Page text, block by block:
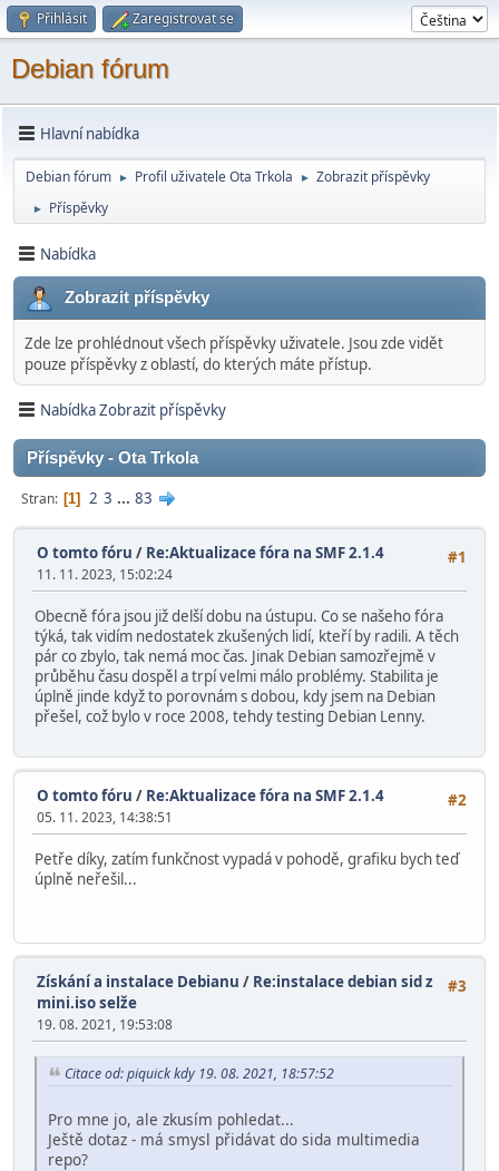
Přihlásit Zaregistrovat se
Debian fórum
Hlavní nabídka
Debian fórum ► Profil uživatele Ota Trkola ► Zobrazit příspěvky
► Příspěvky
Nabídka
Zobrazit příspěvky
Zde lze prohlédnout všech příspěvky uživatele. Jsou zde vidět
pouze příspěvky z oblastí, do kterých máte přístup.
Nabídka Zobrazit příspěvky
Příspěvky - Ota Trkola
Stran 1 2 3 ... 83
#1
O tomto fóru / Re:Aktualizace fóra na SMF 2.1.4
11. 11. 2023, 15:02:24
Obecně fóra jsou již delší dobu na ústupu. Co se našeho fóra
týká, tak vidím nedostatek zkušených lidí, kteří by radili. A těch
pár co zbylo, tak nemá moc čas. Jinak Debian samozřejmě v
průběhu času dospěl a trpí velmi málo problémy. Stabilita je
úplně jinde když to porovnám s dobou, kdy jsem na Debian
přešel, což bylo v roce 2008, tehdy testing Debian Lenny.
#2
O tomto fóru / Re:Aktualizace fóra na SMF 2.1.4
05. 11. 2023, 14:38:51
Petře díky, zatím funkčnost vypadá v pohodě, grafiku bych teď
úplně neřešil...
#3
Získání a instalace Debianu / Re:instalace debian sid z
mini.iso selže
19. 08. 2021, 19:53:08
Citace od: piquick kdy 19. 08. 2021, 18:57:52
Pro mne jo, ale zkusím pohledat...
Ještě dotaz - má smysl přidávat do sida multimedia
repo?